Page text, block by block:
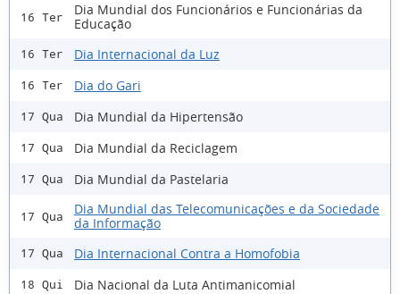
16 Ter
Dia Mundial dos Funcionários e Funcionárias da
Educação
16 Ter Dia Internacional da Luz
16 Ter Dia do Gari
17 Qua Dia Mundial da Hipertensão
17 Qua Dia Mundial da Reciclagem
17 Qua Dia Mundial da Pastelaria
17 Qua
Dia Mundial das Telecomunicações e da Sociedade
da Informação
17 Qua Dia Internacional Contra a Homofobia
18 Qui Dia Nacional da Luta Antimanicomial